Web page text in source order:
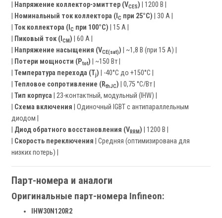
Напряжение коллектор-эмиттер (VCES) | 1200 В |
Номинальный ток коллектора (I C при 25°C) | 30 А |
Ток коллектора (I C при 100°C) | 15 А |
Пиковый ток (I CM) | 60 А |
Напряжение насыщения (VCE(sat)) | ~1,8 В (при 15 А) |
Потери мощности (Ptot) | ~150 Вт |
Температура перехода (Tj) | -40°C до +150°C |
Тепловое сопротивление (RthJC) | 0,75 °C/Вт |
Тип корпуса | 23-контактный, модульный (IHW) |
Схема включения | Одиночный IGBT с антипараллельным
диодом |
Диод обратного восстановления (VRRM) | 1200 В |
Скорость переключения | Средняя (оптимизирована для
низких потерь) |
Парт-номера и аналоги
Оригинальные парт-номера Infineon:
IHW30N120R2